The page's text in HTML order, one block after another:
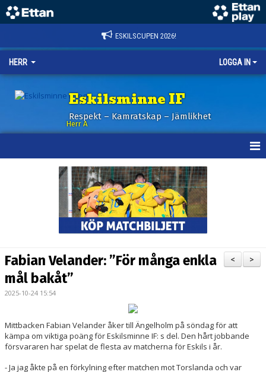
ESKILSCUPEN 2026!
HERR LOGGA IN
Eskilsminne IF
Respekt – Kamratskap – Jämlikhet
Herr A
BILDGALLERI
KONTAKT
MATCHER
ETTAN SÖDRA
>
<
Fabian Velander: ”För många enkla
mål bakåt”
2025-10-24 15:54
Mittbacken Fabian Velander åker till Ängelholm på söndag för att
kämpa om viktiga poäng för Eskilsminne IF: s del. Den hårt jobbande
försvararen har spelat de flesta av matcherna för Eskils i år.
- Ja jag åkte på en förkylning efter matchen mot Torslanda och var